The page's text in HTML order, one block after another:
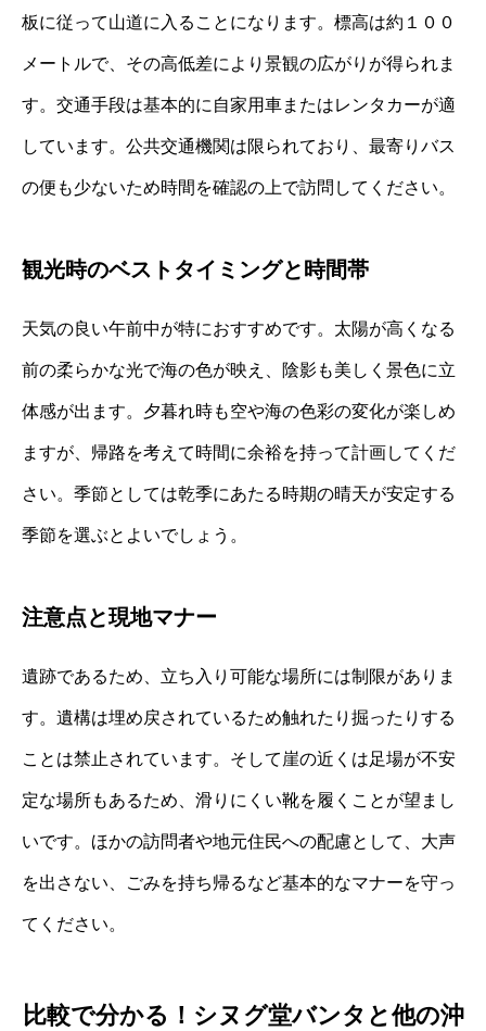
板に従って山道に入ることになります。標高は約１００
メートルで、その高低差により景観の広がりが得られま
す。交通手段は基本的に自家用車またはレンタカーが適
しています。公共交通機関は限られており、最寄りバス
の便も少ないため時間を確認の上で訪問してください。
観光時のベストタイミングと時間帯
天気の良い午前中が特におすすめです。太陽が高くなる
前の柔らかな光で海の色が映え、陰影も美しく景色に立
体感が出ます。夕暮れ時も空や海の色彩の変化が楽しめ
ますが、帰路を考えて時間に余裕を持って計画してくだ
さい。季節としては乾季にあたる時期の晴天が安定する
季節を選ぶとよいでしょう。
注意点と現地マナー
遺跡であるため、立ち入り可能な場所には制限がありま
す。遺構は埋め戻されているため触れたり掘ったりする
ことは禁止されています。そして崖の近くは足場が不安
定な場所もあるため、滑りにくい靴を履くことが望まし
いです。ほかの訪問者や地元住民への配慮として、大声
を出さない、ごみを持ち帰るなど基本的なマナーを守っ
てください。
比較で分かる！シヌグ堂バンタと他の沖